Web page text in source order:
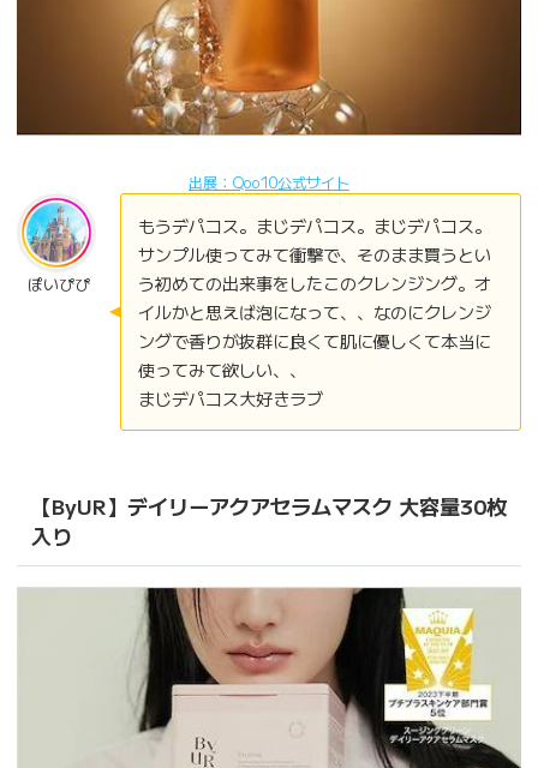
出展：Qoo10公式サイト
ぽいぴぴ
もうデパコス。まじデパコス。まじデパコス。
サンプル使ってみて衝撃で、そのまま買うとい
う初めての出来事をしたこのクレンジング。オ
イルかと思えば泡になって、、なのにクレンジ
ングで香りが抜群に良くて肌に優しくて本当に
使ってみて欲しい、、
まじデパコス大好きラブ
【ByUR】デイリーアクアセラムマスク 大容量30枚
入り